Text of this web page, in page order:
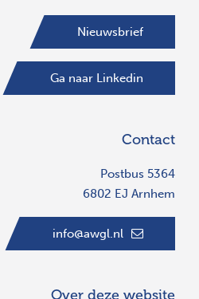
Nieuwsbrief
Ga naar Linkedin
Contact
Postbus 5364
6802 EJ Arnhem
info@awgl.nl
Over deze website